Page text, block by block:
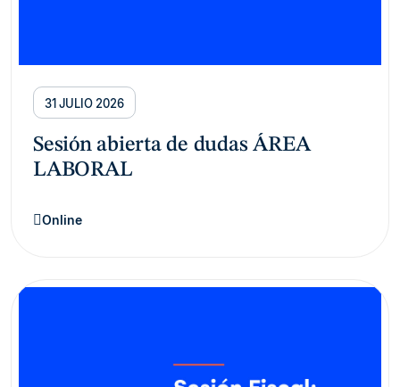
31 JULIO 2026
Sesión abierta de dudas ÁREA
LABORAL
Online